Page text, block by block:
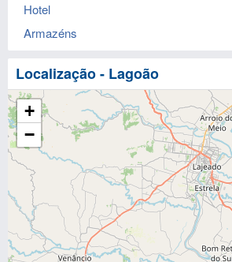
Hotel
Armazéns
Localização - Lagoão
+
−